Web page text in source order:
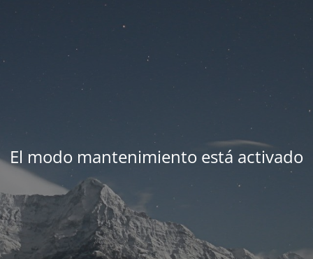
El modo mantenimiento está activado